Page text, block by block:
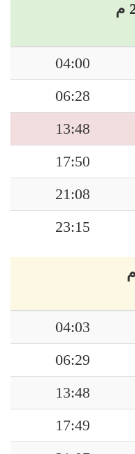
04:00
06:28
13:48
17:50
21:08
23:15
04:03
06:29
13:48
17:49